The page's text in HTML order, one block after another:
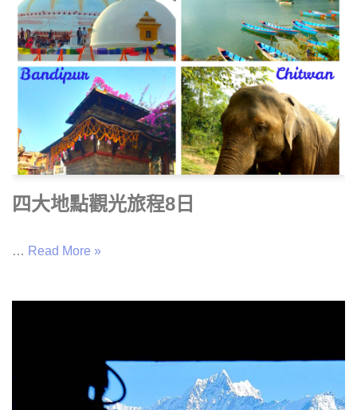
四大地點觀光旅程8日
… Read More »